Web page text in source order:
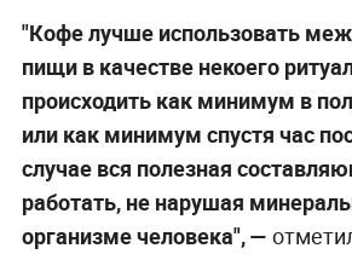
"Кофе лучше использовать
пищи в качестве некоего
происходить как минимум в
или как минимум спустя час
случае вся полезная
работать, не нарушая
организме человека", —